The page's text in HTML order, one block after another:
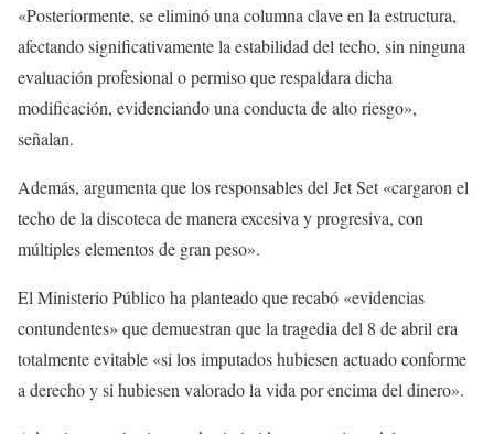
«Posteriormente, se eliminó una columna clave en la estructura,
afectando significativamente la estabilidad del techo, sin ninguna
evaluación profesional o permiso que respaldara dicha
modificación, evidenciando una conducta de alto riesgo»,
señalan.
Además, argumenta que los responsables del Jet Set «cargaron el
techo de la discoteca de manera excesiva y progresiva, con
múltiples elementos de gran peso».
El Ministerio Público ha planteado que recabó «evidencias
contundentes» que demuestran que la tragedia del 8 de abril era
totalmente evitable «si los imputados hubiesen actuado conforme
a derecho y si hubiesen valorado la vida por encima del dinero».